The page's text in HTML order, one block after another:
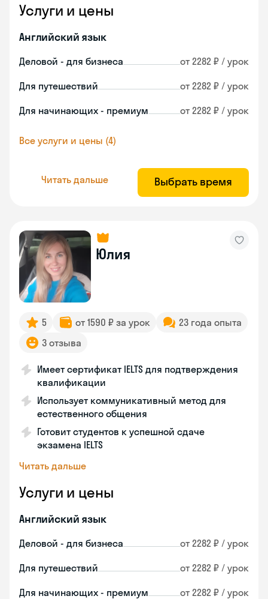
Услуги и цены
Английский язык
Деловой - для бизнеса от 2282 ₽ / урок
Для путешествий от 2282 ₽ / урок
Для начинающих - премиум от 2282 ₽ / урок
Все услуги и цены (4)
Читать дальше Выбрать время
Юлия
5 от 1590 ₽ за урок
23 года опыта
3 отзыва
Имеет сертификат IELTS для подтверждения
квалификации
Использует коммуникативный метод для
естественного общения
Готовит студентов к успешной сдаче
экзамена IELTS
Читать дальше
Услуги и цены
Английский язык
Деловой - для бизнеса от 2282 ₽ / урок
Для путешествий от 2282 ₽ / урок
Для начинающих - премиум от 2282 ₽ / урок